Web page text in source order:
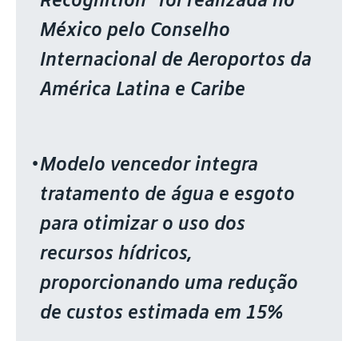
México pelo Conselho
Internacional de Aeroportos da
América Latina e Caribe
Modelo vencedor integra
tratamento de água e esgoto
para otimizar o uso dos
recursos hídricos,
proporcionando uma redução
de custos estimada em 15%